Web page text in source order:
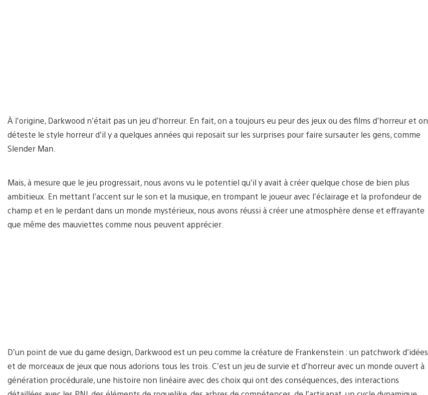
À l’origine, Darkwood n’était pas un jeu d’horreur. En fait, on a toujours eu peur des jeux ou des films d’horreur et on
déteste le style horreur d’il y a quelques années qui reposait sur les surprises pour faire sursauter les gens, comme
Slender Man.
Mais, à mesure que le jeu progressait, nous avons vu le potentiel qu’il y avait à créer quelque chose de bien plus
ambitieux. En mettant l’accent sur le son et la musique, en trompant le joueur avec l’éclairage et la profondeur de
champ et en le perdant dans un monde mystérieux, nous avons réussi à créer une atmosphère dense et effrayante
que même des mauviettes comme nous peuvent apprécier.
D’un point de vue du game design, Darkwood est un peu comme la créature de Frankenstein : un patchwork d’idées
et de morceaux de jeux que nous adorions tous les trois. C’est un jeu de survie et d’horreur avec un monde ouvert à
génération procédurale, une histoire non linéaire avec des choix qui ont des conséquences, des interactions